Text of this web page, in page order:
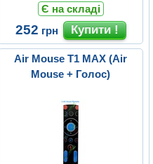
Є на складі
252 грн
Air Mouse T1 MAX (Air
Mouse + Голос)